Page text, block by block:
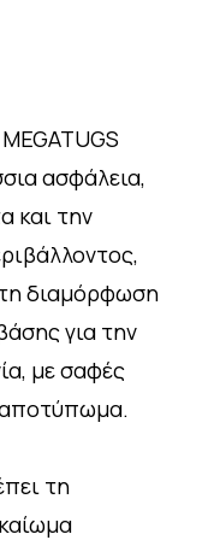
ασφάλεια,
και την
διαμόρφωση
για την
με σαφές
αποτύπωμα.
τη